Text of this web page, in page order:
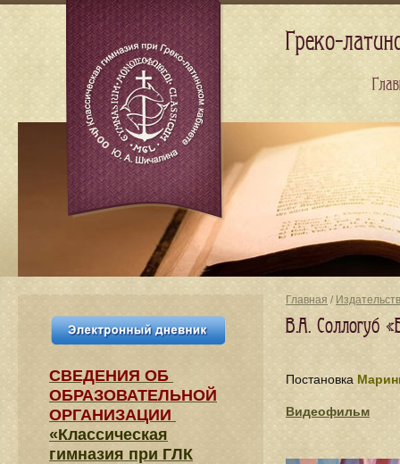
Главная /
В.А. Соллогуб
Постановка
Видеофильм
СВЕДЕНИЯ​ ОБ
ОБРАЗОВАТЕЛЬНОЙ
ОРГАНИЗАЦИИ
«Классическая
гимназия при ГЛК
Греко-